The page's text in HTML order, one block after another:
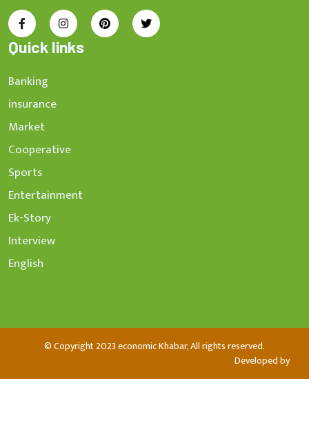
Quick links
Banking
insurance
Market
Cooperative
Sports
Entertainment
Ek-Story
Interview
English
© Copyright 2023 economic Khabar, All rights reserved.
Developed by